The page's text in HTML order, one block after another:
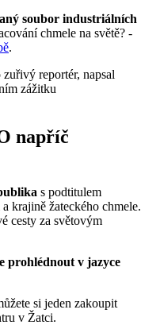
soubor industriálních
chmele na světě? -
.
reportér, napsal
zážitku
napříč
s podtitulem
krajině žateckého chmele.
cesty za světovým
prohlédnout v jazyce
si jeden zakoupit
v Žatci.